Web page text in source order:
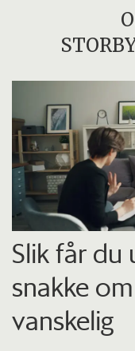
Slik får du
snakke
vanskelig